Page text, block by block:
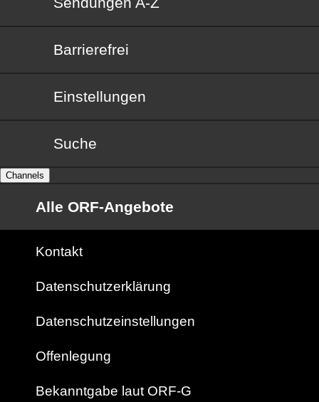
Barrierefrei
Barrierefrei
Einstellungen
Suche
Channels
Alle ORF-Angebote
Kontakt
Datenschutzerklärung
Datenschutzeinstellungen
Offenlegung
Bekanntgabe laut ORF-G